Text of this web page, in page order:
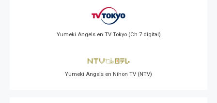
Yumeki Angels en TV Tokyo (Ch 7 digital)
Yumeki Angels en Nihon TV (NTV)